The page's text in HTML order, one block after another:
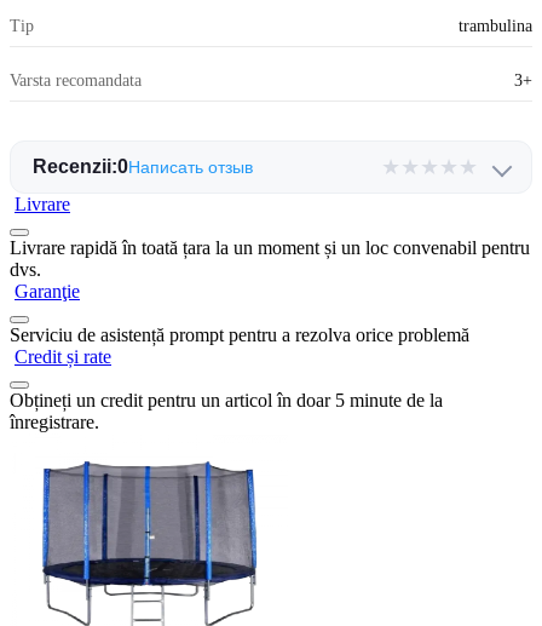
Tip trambulina
Varsta recomandata 3+
Recenzii:0Написать отзыв ★ ★ ★ ★ ★
Livrare
Livrare rapidă în toată țara la un moment și un loc convenabil pentru
dvs.
Garanţie
Serviciu de asistență prompt pentru a rezolva orice problemă
Credit și rate
Obțineți un credit pentru un articol în doar 5 minute de la
înregistrare.